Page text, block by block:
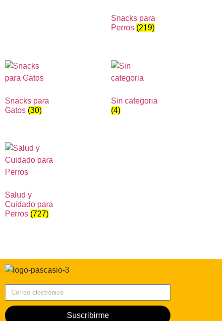
Snacks para
Perros (219)
Snacks para
Gatos (30)
Sin categoria
(4)
Salud y
Cuidado para
Perros (727)
Suscribirme